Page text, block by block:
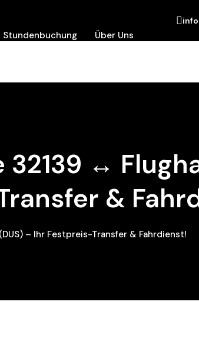
Stundenbuchung Über Uns
32139 ↔
&
– Ihr Festpreis-Transfer & Fahrdienst!